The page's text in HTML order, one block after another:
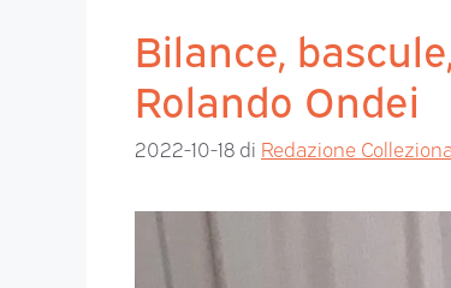
Bilance,
Rolando Ondei
2022-10-18 di Redazione